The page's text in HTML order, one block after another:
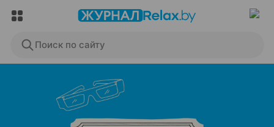
Поиск по сайту